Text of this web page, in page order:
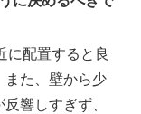
に配置すると良
また、壁から少
響しすぎず、